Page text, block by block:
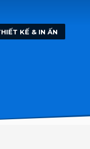
KẾ & IN ẤN